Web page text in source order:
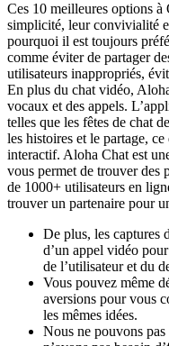
Ces 10 meilleures options
simplicité, leur convivialité
pourquoi il est toujours
comme éviter de partager
utilisateurs inappropriés,
En plus du chat vidéo,
vocaux et des appels.
telles que les fêtes de chat
les histoires et le partage,
interactif. Aloha Chat est
vous permet de trouver des
de 1000+ utilisateurs en
trouver un partenaire pour
De plus, les captures
d’un appel vidéo
de l’utilisateur et du
Vous pouvez même
aversions pour vous
les mêmes idées.
Nous ne pouvons